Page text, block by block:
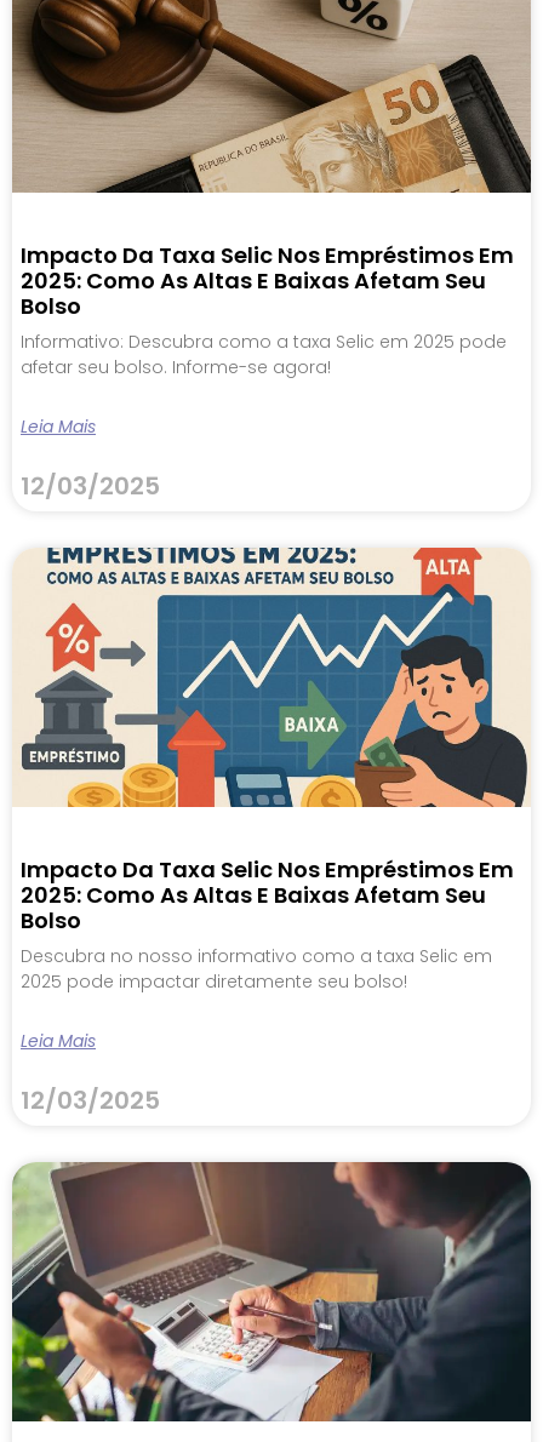
Impacto Da Taxa Selic Nos Empréstimos Em
2025: Como As Altas E Baixas Afetam Seu
Bolso
Informativo: Descubra como a taxa Selic em 2025 pode
afetar seu bolso. Informe-se agora!
Leia Mais
12/03/2025
Impacto Da Taxa Selic Nos Empréstimos Em
2025: Como As Altas E Baixas Afetam Seu
Bolso
Descubra no nosso informativo como a taxa Selic em
2025 pode impactar diretamente seu bolso!
Leia Mais
12/03/2025